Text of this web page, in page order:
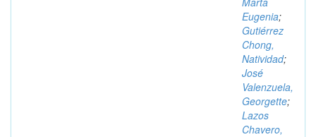
Eugenia;
Gutiérrez
Chong,
Natividad;
José
Valenzuela,
Georgette;
Lazos
Chavero,